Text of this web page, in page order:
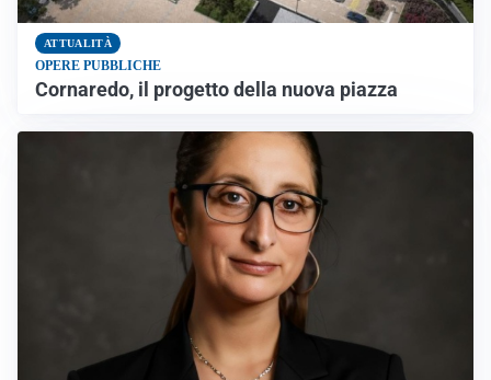
ATTUALITÀ
OPERE PUBBLICHE
Cornaredo, il progetto della nuova piazza